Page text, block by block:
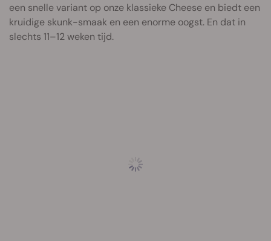
een snelle variant op onze klassieke Cheese en biedt een
kruidige skunk-smaak en een enorme oogst. En dat in
slechts 11–12 weken tijd.